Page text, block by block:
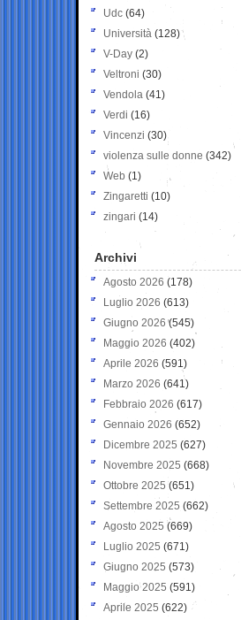
Udc (64)
Università (128)
V-Day (2)
Veltroni (30)
Vendola (41)
Verdi (16)
Vincenzi (30)
violenza sulle donne (342)
Web (1)
Zingaretti (10)
zingari (14)
Archivi
Agosto 2026 (178)
Luglio 2026 (613)
Giugno 2026 (545)
Maggio 2026 (402)
Aprile 2026 (591)
Marzo 2026 (641)
Febbraio 2026 (617)
Gennaio 2026 (652)
Dicembre 2025 (627)
Novembre 2025 (668)
Ottobre 2025 (651)
Settembre 2025 (662)
Agosto 2025 (669)
Luglio 2025 (671)
Giugno 2025 (573)
Maggio 2025 (591)
Aprile 2025 (622)